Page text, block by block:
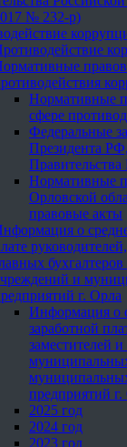
№ 232-р)
Нормативные
сфере
Федеральные
Президента
Нормативные
Орловской
правовые акты
о
и
г. Орла
Информация о
заработной
заместителей
предприятий
2025 год
2024 год
2023 год